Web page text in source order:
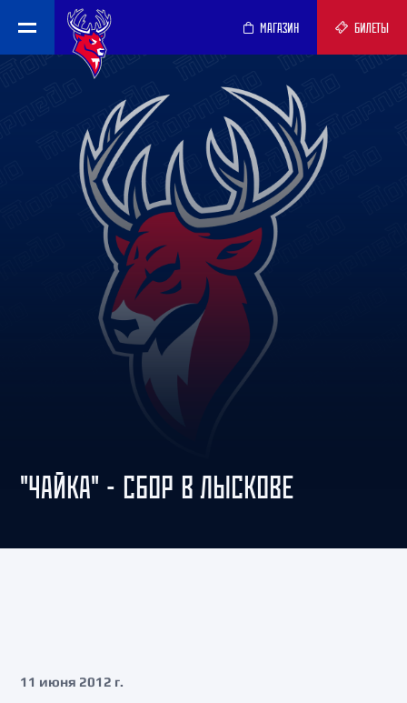
МАГАЗИН БИЛЕТЫ
"ЧАЙКА" - СБОР В ЛЫСКОВЕ
11 июня 2012 г.